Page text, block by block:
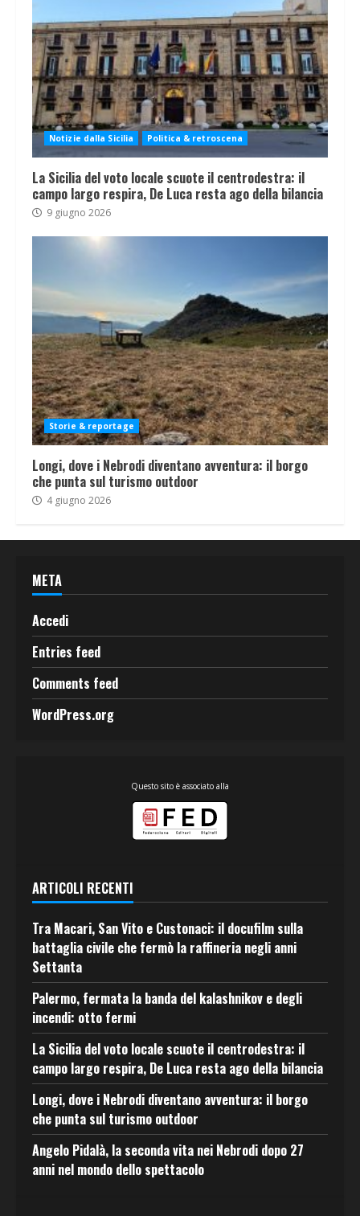
Notizie dalla Sicilia Politica & retroscena
La Sicilia del voto locale scuote il centrodestra: il
campo largo respira, De Luca resta ago della bilancia
9 giugno 2026
Storie & reportage
Longi, dove i Nebrodi diventano avventura: il borgo
che punta sul turismo outdoor
4 giugno 2026
META
Accedi
Entries feed
Comments feed
WordPress.org
Questo sito è associato alla
ARTICOLI RECENTI
Tra Macari, San Vito e Custonaci: il docufilm sulla
battaglia civile che fermò la raffineria negli anni
Settanta
Palermo, fermata la banda del kalashnikov e degli
incendi: otto fermi
La Sicilia del voto locale scuote il centrodestra: il
campo largo respira, De Luca resta ago della bilancia
Longi, dove i Nebrodi diventano avventura: il borgo
che punta sul turismo outdoor
Angelo Pidalà, la seconda vita nei Nebrodi dopo 27
anni nel mondo dello spettacolo